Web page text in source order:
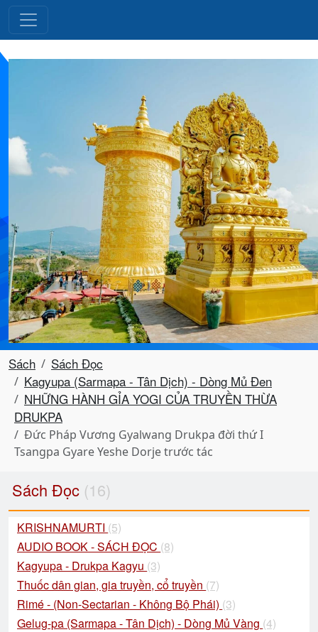
Sách
Sách Đọc
Kagyupa (Sarmapa - Tân Dịch) - Dòng Mủ Đen
NHỮNG HÀNH GỈA YOGI CỦA TRUYỀN THỪA
DRUKPA
Đức Pháp Vương Gyalwang Drukpa đời thứ I
Tsangpa Gyare Yeshe Dorje trước tác
Sách Đọc (16)
KRISHNAMURTI (5)
AUDIO BOOK - SÁCH ĐỌC (8)
Kagyupa - Drukpa Kagyu (3)
Thuốc dân gian, gia truyền, cổ truyền (7)
Rimé - (Non-Sectarian - Không Bộ Phái) (3)
Gelug-pa (Sarmapa - Tân Dịch) - Dòng Mủ Vàng (4)